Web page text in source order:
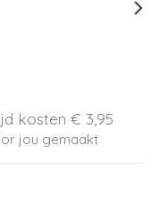
kosten € 3,95
jou gemaakt